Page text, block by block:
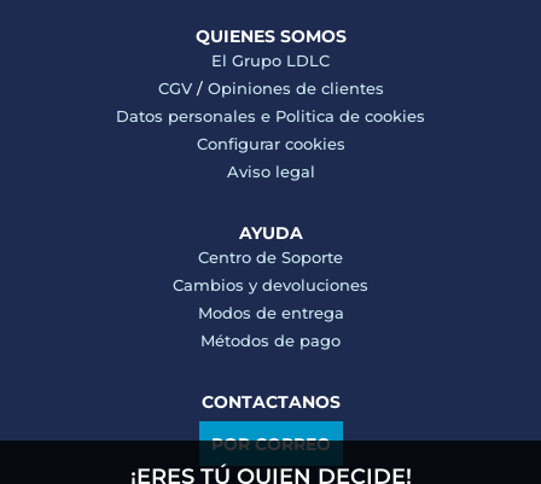
QUIENES SOMOS
El Grupo LDLC
CGV/ Opiniones de clientes
Datos personales e Politica de cookies
Configurar cookies
Aviso legal
AYUDA
Centro de Soporte
Cambios y devoluciones
Modos de entrega
Métodos de pago
CONTACTANOS
POR CORREO
¡ERES TÚ QUIEN DECIDE!